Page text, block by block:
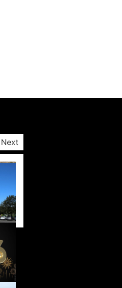
Next